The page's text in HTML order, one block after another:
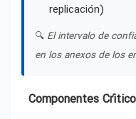
replicación)
🔍 El intervalo de
en los anexos de los
Componentes